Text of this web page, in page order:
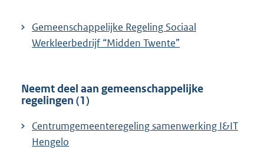
k
:
Gemeenschappelijke Regeling Sociaal
Werkleerbedrijf “Midden Twente”
Neemt deel aan gemeenschappelijke
regelingen (1)
Centrumgemeenteregeling samenwerking I&IT
Hengelo